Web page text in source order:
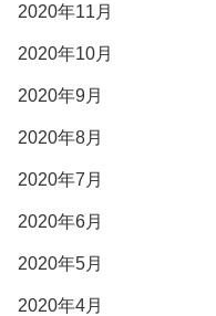
2020年11月
2020年10月
2020年9月
2020年8月
2020年7月
2020年6月
2020年5月
2020年4月